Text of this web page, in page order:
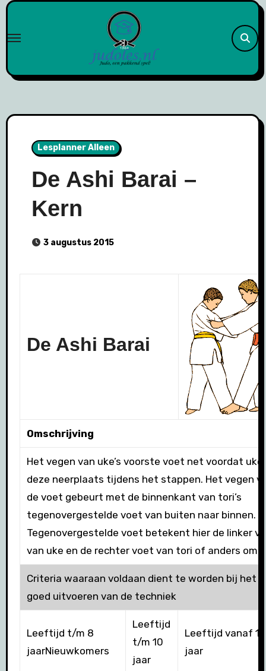
Naar
inhoud
Lesplanner Alleen
De Ashi Barai –
Kern
3 augustus 2015
De Ashi Barai
Omschrijving
Het vegen van uke’s voorste voet net voordat uke
deze neerplaats tijdens het stappen. Het vegen
de voet gebeurt met de binnenkant van tori’s
tegenovergestelde voet van buiten naar binnen.
Tegenovergestelde voet betekent hier de linker
van uke en de rechter voet van tori of anders om.
Criteria waaraan voldaan dient te worden bij het
goed uitvoeren van de techniek
Leeftijd t/m 8
jaarNieuwkomers
Leeftijd
t/m 10
jaar
Leeftijd vanaf 11
jaar